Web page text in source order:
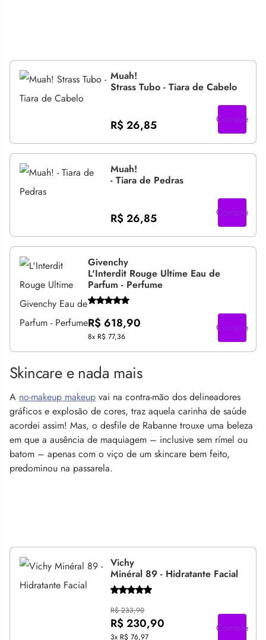
Muah!
Strass Tubo - Tiara de Cabelo
R$ 26,85 Compre
Muah!
- Tiara de Pedras
R$ 26,85 Compre
Givenchy
L'Interdit Rouge Ultime Eau de
Parfum - Perfume
R$ 618,90
8x R$ 77,36
Compre
Skincare e nada mais
A no-makeup makeup vai na contra-mão dos delineadores
gráficos e explosão de cores, traz aquela carinha de saúde
acordei assim! Mas, o desfile de Rabanne trouxe uma beleza
em que a ausência de maquiagem – inclusive sem rímel ou
batom – apenas com o viço de um skincare bem feito,
predominou na passarela.
Vichy
Minéral 89 - Hidratante Facial
R$ 233,90
R$ 230,90
3x R$ 76,97
Compre